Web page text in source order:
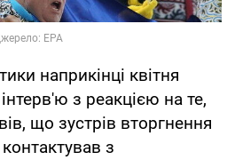
наприкінці квітня
з реакцією на те,
що зустрів вторгнення
з